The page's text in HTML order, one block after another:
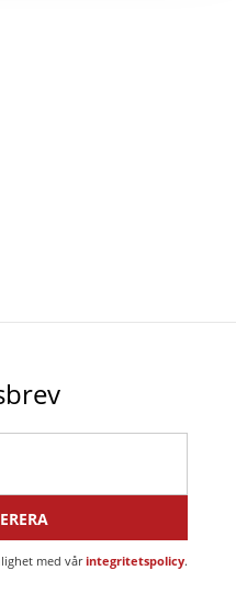
i favoriter
med vårintegritetspolicy.